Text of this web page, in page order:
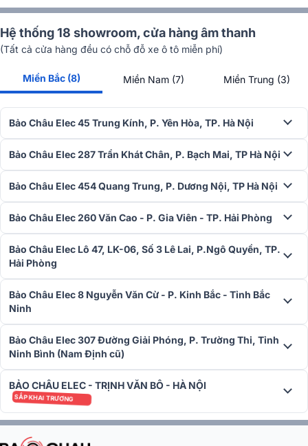
Siri truyền tất cả những bài nhạc yêu thích của bạn tới soundbar.
HDMI eARC với tính năng truyền qua 4K Dolby Vision
Thưởng thức âm thanh vòm Dolby Atmos không nén thông qua một
cáp HDMI duy nhất nhờ kết nối HDMI eARC. Kết nối đầu vào HDMI
cũng cung cấp chất lượng video 4K từ trình phát video hoặc bảng
điều khiển trò chơi tương thích để xem phim, chương trình TV yêu
thích với chất lượng hình ảnh sắc nét.
Ứng dụng JBL One
Tùy chỉnh EQ và điều khiển tất cả các loa tương thích của bạn bằng
một ứng dụng tiện lợi duy nhất mang tên JBL One. Ứng dụng sẽ
giúp bạn thiết lập soundbar JBL Bar 700, cá nhân hóa cài đặt và
duyệt các dịch vụ âm nhạc tích hợp để tìm bài hát yêu thích mới của
bạn một cách dễ dàng và nhanh chóng.
Thông số kỹ thuật
Hệ thống âm thanh: 5.1 kênh
Hệ thống 18 showroom, cửa hàng âm thanh
(Tất cả cửa hàng đều có chỗ đỗ xe ô tô miễn phí)
Miền Bắc (8) Miền Nam (7) Miền Trung (3)
Bảo Châu Elec 45 Trung Kính, P. Yên Hòa, TP. Hà Nội
Bảo Châu Elec 287 Trần Khát Chân, P. Bạch Mai, TP Hà Nội
Bảo Châu Elec 454 Quang Trung, P. Dương Nội, TP Hà Nội
Bảo Châu Elec 260 Văn Cao - P. Gia Viên - TP. Hải Phòng
Bảo Châu Elec Lô 47, LK-06, Số 3 Lê Lai, P.Ngô Quyền, TP.
Hải Phòng
Bảo Châu Elec 8 Nguyễn Văn Cừ - P. Kinh Bắc - Tỉnh Bắc
Ninh
Bảo Châu Elec 307 Đường Giải Phóng, P. Trường Thi, Tỉnh
Ninh Bình (Nam Định cũ)
BẢO CHÂU ELEC - TRỊNH VĂN BÔ - HÀ NỘI
SẮP KHAI TRƯƠNG